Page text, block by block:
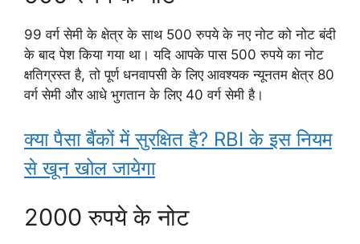
99 वर्ग सेमी के क्षेत्र के साथ 500 रुपये के नए नोट को नोट बंदी
के बाद पेश किया गया था। यदि आपके पास 500 रुपये का नोट
क्षतिग्रस्त है, तो पूर्ण धनवापसी के लिए आवश्यक न्यूनतम क्षेत्र 80
वर्ग सेमी और आधे भुगतान के लिए 40 वर्ग सेमी है।
क्या पैसा बैंकों में सुरक्षित है? RBI के इस नियम
से खून खोल जायेगा
2000 रुपये के नोट